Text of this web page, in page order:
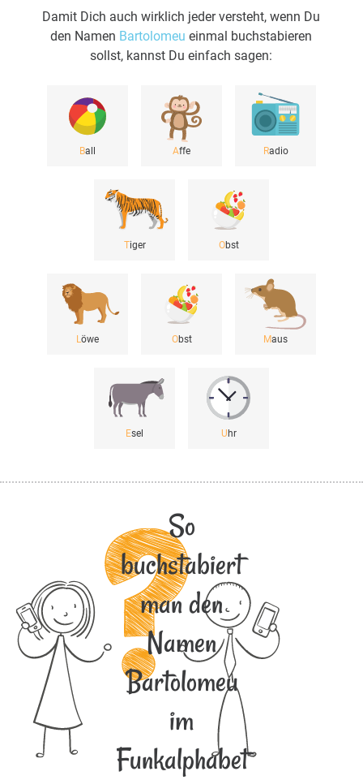
Damit Dich auch wirklich jeder versteht, wenn Du
den Namen Bartolomeu einmal buchstabieren
sollst, kannst Du einfach sagen:
Ball Affe Radio
Tiger Obst
Löwe Obst Maus
Esel U hr
So
buchstabiert
man den
Namen
Bartolomeu
im
Funkalphabet